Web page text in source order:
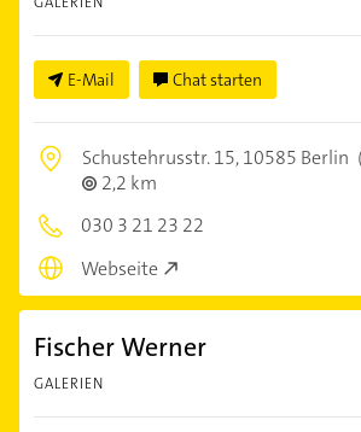
E-Mail Chat starten
Schustehrusstr. 15,10585 Berlin
2,2 km
030 3 21 23 22
Webseite
Fischer Werner
GALERIEN